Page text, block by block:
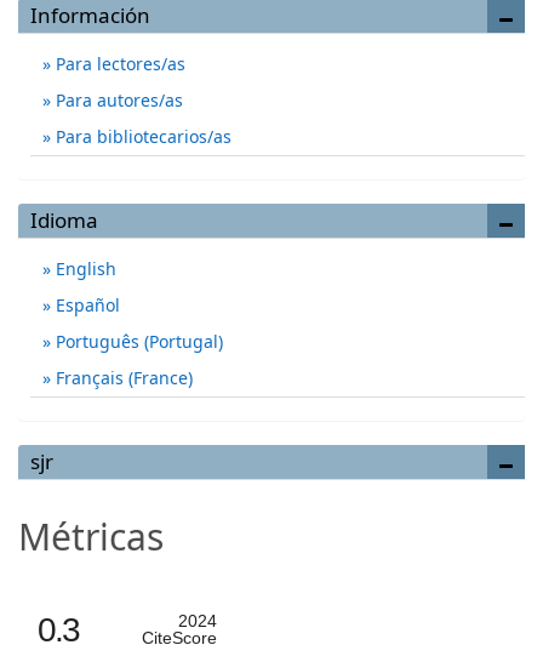
Información
Para lectores/as
Para autores/as
Para bibliotecarios/as
Idioma
English
Español
Português (Portugal)
Français (France)
sjr
Métricas
0.3
2024
CiteScore